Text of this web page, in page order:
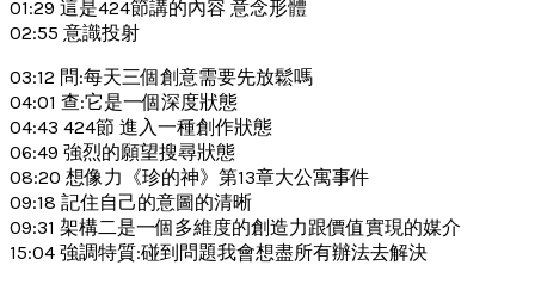
01:29 這是424節講的內容 意念形體
02:55 意識投射
03:12 問:每天三個創意需要先放鬆嗎
04:01 查:它是一個深度狀態
04:43 424節 進入一種創作狀態
06:49 強烈的願望搜尋狀態
08:20 想像力《珍的神》第13章大公寓事件
09:18 記住自己的意圖的清晰
09:31 架構二是一個多維度的創造力跟價值實現的媒介
15:04 強調特質:碰到問題我會想盡所有辦法去解決